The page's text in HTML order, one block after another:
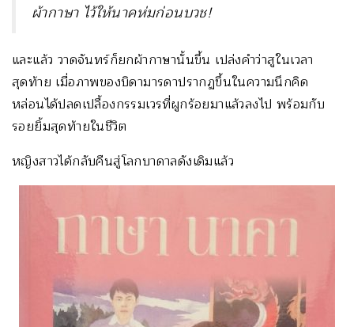
ผ้ากาษา ไว้ให้นาคห่มก่อนบวช!
และแล้ว วาดจันทร์ก็ยกผ้ากาษานั้นขึ้น เปล่งคำว่าสูในเวลา
สุดท้าย เมื่อภาพของบิดามารดาปรากฏขึ้นในความนึกคิด
หล่อนได้ปลดเปลื้องกรรมเวรที่ผูกร้อยมาแล้วลงไป พร้อมกับ
รอยยิ้มสุดท้ายในชีวิต
หญิงสาวได้กลับคืนสู่โลกบาดาลดังเดิมแล้ว